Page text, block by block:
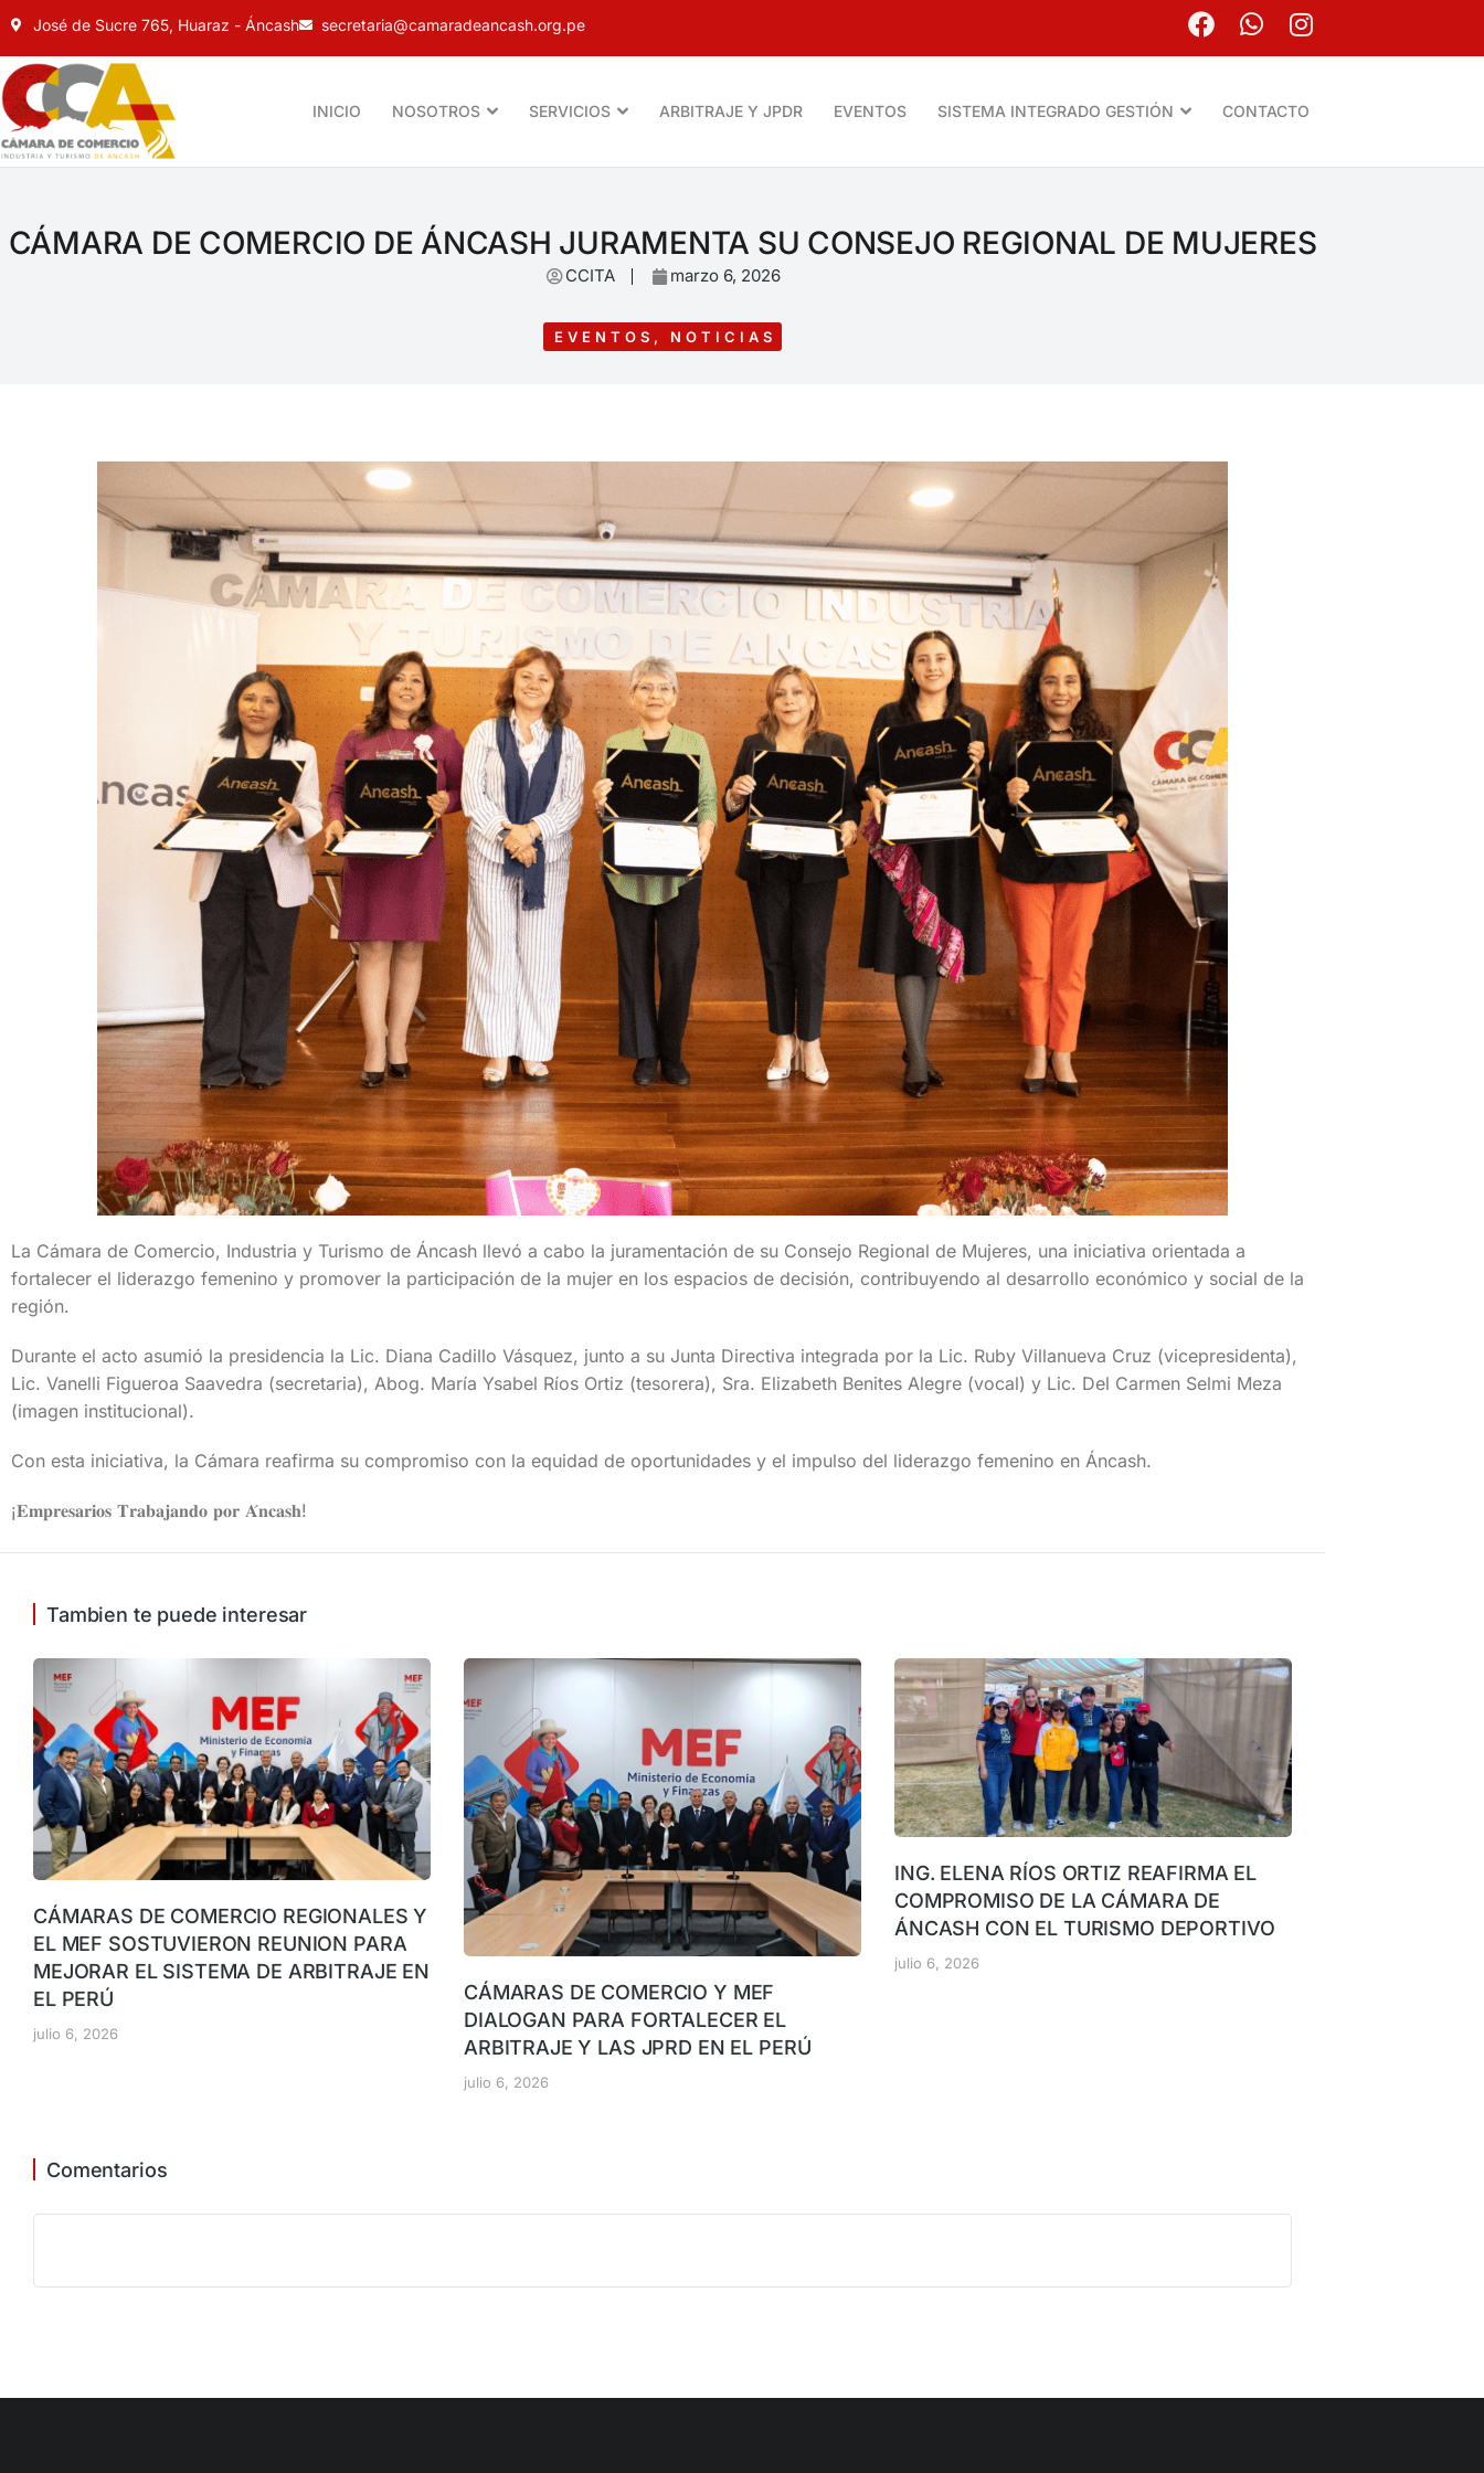
José de Sucre 765, Huaraz - Áncash secretaria@camaradeancash.org.pe
INICIO NOSOTROS SERVICIOS ARBITRAJE Y JPDR EVENTOS SISTEMA INTEGRADO GESTIÓN CONTACTO
CÁMARA DE COMERCIO DE ÁNCASH JURAMENTA SU CONSEJO REGIONAL DE MUJERES
CCITA marzo 6, 2026
EVENTOS , NOTICIAS
La Cámara de Comercio, Industria y Turismo de Áncash llevó a cabo la juramentación de su Consejo Regional de Mujeres, una iniciativa orientada a
fortalecer el liderazgo femenino y promover la participación de la mujer en los espacios de decisión, contribuyendo al desarrollo económico y social de la
región.
Durante el acto asumió la presidencia la Lic. Diana Cadillo Vásquez, junto a su Junta Directiva integrada por la Lic. Ruby Villanueva Cruz (vicepresidenta),
Lic. Vanelli Figueroa Saavedra (secretaria), Abog. María Ysabel Ríos Ortiz (tesorera), Sra. Elizabeth Benites Alegre (vocal) y Lic. Del Carmen Selmi Meza
(imagen institucional).
Con esta iniciativa, la Cámara reafirma su compromiso con la equidad de oportunidades y el impulso del liderazgo femenino en Áncash.
¡𝐄𝐦𝐩𝐫𝐞𝐬𝐚𝐫𝐢𝐨𝐬 𝐓𝐫𝐚𝐛𝐚𝐣𝐚𝐧𝐝𝐨 𝐩𝐨𝐫 𝐀́𝐧𝐜𝐚𝐬𝐡!
Tambien te puede interesar
CÁMARAS DE COMERCIO REGIONALES Y
EL MEF SOSTUVIERON REUNION PARA
MEJORAR EL SISTEMA DE ARBITRAJE EN
EL PERÚ
julio 6, 2026
CÁMARAS DE COMERCIO Y MEF
DIALOGAN PARA FORTALECER EL
ARBITRAJE Y LAS JPRD EN EL PERÚ
julio 6, 2026
ING. ELENA RÍOS ORTIZ REAFIRMA EL
COMPROMISO DE LA CÁMARA DE
ÁNCASH CON EL TURISMO DEPORTIVO
julio 6, 2026
Comentarios